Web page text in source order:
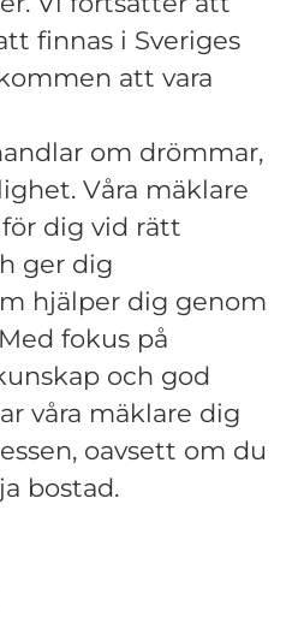
finnas i Sveriges
att vara
om drömmar,
Våra mäklare
dig vid rätt
ger dig
hjälper dig genom
fokus på
och god
våra mäklare dig
oavsett om du
bostad.